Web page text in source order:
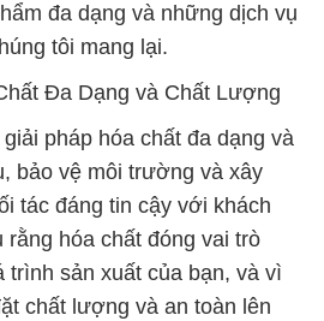
đa dạng và những dịch vụ
tôi mang lại.
Đa Dạng và Chất Lượng
pháp hóa chất đa dạng và
bảo vệ môi trường và xây
tác đáng tin cậy với khách
rằng hóa chất đóng vai trò
trình sản xuất của bạn, và vì
chất lượng và an toàn lên